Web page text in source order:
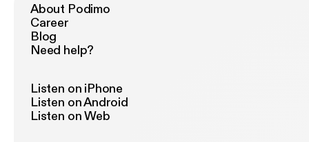
About Podimo
Career
Blog
Need help?
Listen on iPhone
Listen on Android
Listen on Web